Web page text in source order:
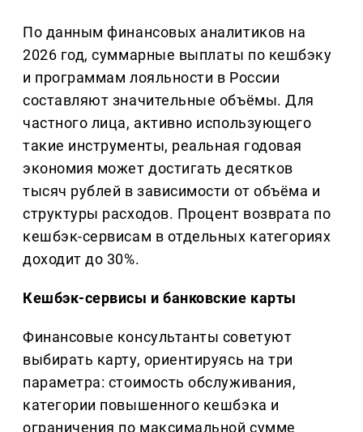
По данным финансовых аналитиков на
2026 год, суммарные выплаты по кешбэку
и программам лояльности в России
составляют значительные объёмы. Для
частного лица, активно использующего
такие инструменты, реальная годовая
экономия может достигать десятков
тысяч рублей в зависимости от объёма и
структуры расходов. Процент возврата по
кешбэк-сервисам в отдельных категориях
доходит до 30%.
Кешбэк-сервисы и банковские карты
Финансовые консультанты советуют
выбирать карту, ориентируясь на три
параметра: стоимость обслуживания,
категории повышенного кешбэка и
ограничения по максимальной сумме